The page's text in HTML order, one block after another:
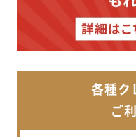
各種ク
ご